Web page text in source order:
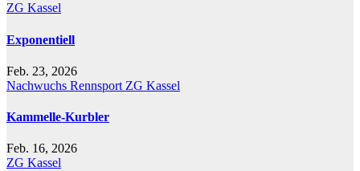
ZG Kassel
Exponentiell
Feb. 23, 2026
Nachwuchs Rennsport ZG Kassel
Kammelle-Kurbler
Feb. 16, 2026
ZG Kassel